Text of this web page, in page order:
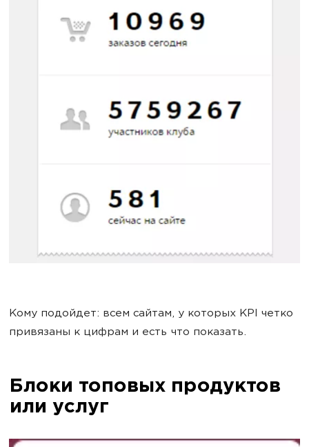
Кому подойдет: всем сайтам, у которых KPI четко
привязаны к цифрам и есть что показать.
Блоки топовых продуктов
или услуг